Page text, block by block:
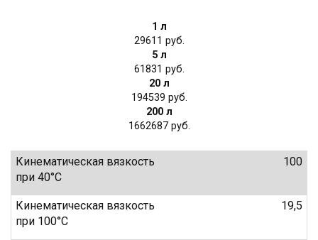
1 л
29611
5 л
61831
20 л
194539
200 л
1662687
Кинематическая вязкость
при 40°C
100
Кинематическая вязкость
при 100°C
19,5